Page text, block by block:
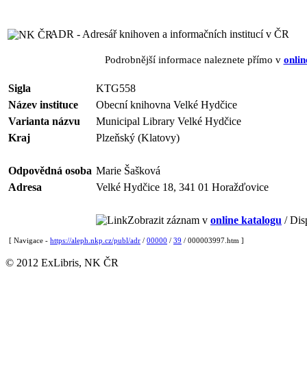
ADR - Adresář knihoven a informačních institucí v ČR
Podrobnější informace naleznete přímo v
Sigla
KTG558
Název instituce
Obecní knihovna Velké Hydčice
Varianta názvu
Municipal Library Velké Hydčice
Kraj
Plzeňský (Klatovy)
Odpovědná osoba Marie Šašková
Adresa
Velké Hydčice 18, 341 01 Horažďovice
Zobrazit záznam v online katalogu /
[ Navigace - https://aleph.nkp.cz/publ/adr / 00000 / 39 / 000003997.htm ]
© 2012 ExLibris, NK ČR